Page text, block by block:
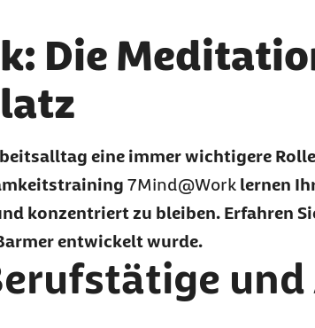
Die
eine immer wichtigere
7Mind@Work lernen
konzentriert zu bleiben. Erfahren
entwickelt wurde.
und